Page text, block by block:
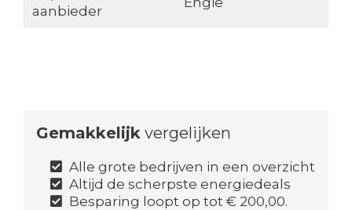
aanbieder
Gemakkelijk vergelijken
Alle grote bedrijven in een overzicht
Altijd de scherpste energiedeals
Besparing loopt op tot € 200,00.